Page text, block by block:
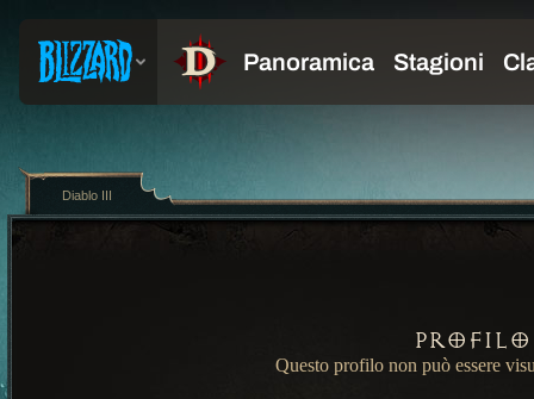
Profilo
Questo profilo non può essere
Diablo III